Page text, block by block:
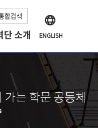
합검색
단 소개